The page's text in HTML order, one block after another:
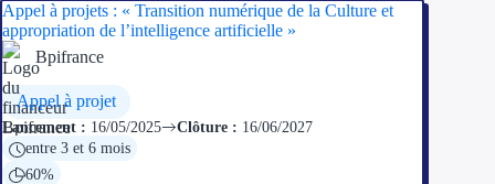
Appel à projets : « Transition numérique de la Culture et
appropriation de l’intelligence artificielle »
Bpifrance
Appel à projet
Lancement : 16/05/2025 Clôture : 16/06/2027
entre 3 et 6 mois
60%